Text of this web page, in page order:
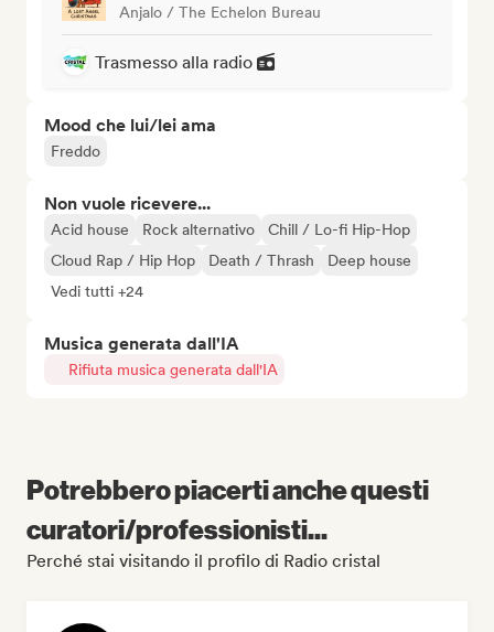
Anjalo / The Echelon Bureau
Trasmesso alla radio
Mood che lui/lei ama
Freddo
Non vuole ricevere...
Acid house Rock alternativo
Chill / Lo-fi Hip-Hop
Cloud Rap / Hip Hop
Death / Thrash
Deep house
Vedi tutti +24
Musica generata dall'IA
Rifiuta musica generata dall'IA
Potrebbero piacerti anche questi
curatori/professionisti...
Perché stai visitando il profilo di Radio cristal